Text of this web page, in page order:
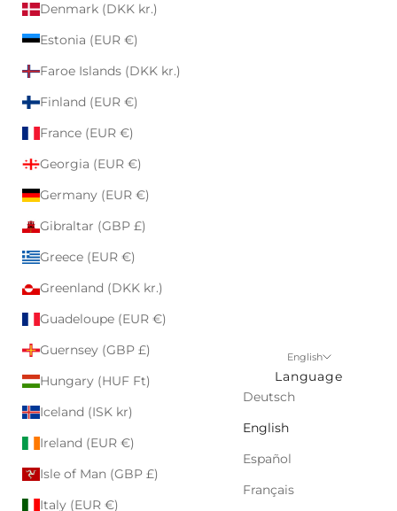
Denmark (DKK kr.)
Estonia (EUR €)
Faroe Islands (DKK kr.)
Finland (EUR €)
France (EUR €)
Georgia (EUR €)
Germany (EUR €)
Gibraltar (GBP £)
Greece (EUR €)
Greenland (DKK kr.)
Guadeloupe (EUR €)
Guernsey (GBP £)
Hungary (HUF Ft)
Iceland (ISK kr)
Ireland (EUR €)
Isle of Man (GBP £)
Italy (EUR €)
English
Language
Deutsch
English
Español
Français